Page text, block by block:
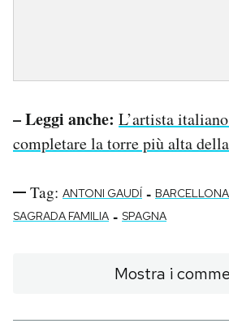
– Leggi anche: L’artista
completare la torre più alta
Tag: ANTONI GAUDÍ - BARCELLONA
SAGRADA FAMILIA - SPAGNA
Mostra i